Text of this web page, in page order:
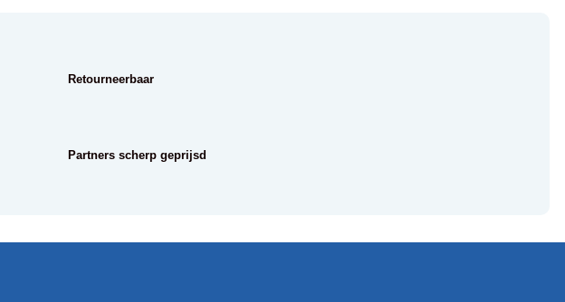
Retourneerbaar
Partners scherp geprijsd